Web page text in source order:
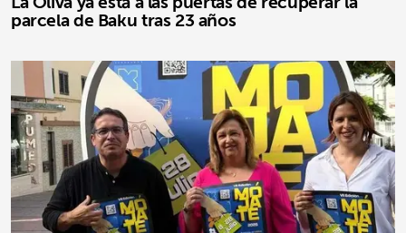
parcela de Baku tras 23 años